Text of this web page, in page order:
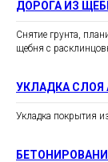
ДОРОГА ИЗ
Снятие грунта,
щебня с
УКЛАДКА
Укладка покрытия